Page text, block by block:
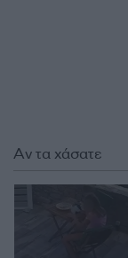
Αν τα χάσατε